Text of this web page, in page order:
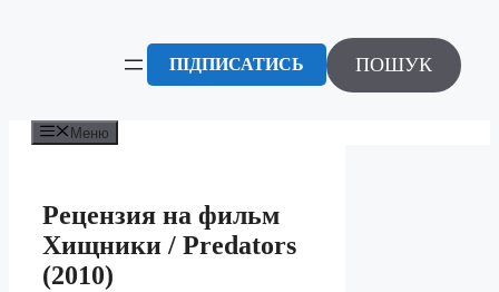
ПІДПИСАТИСЬ ПОШУК
Меню
Рецензия на фильм
Хищники / Predators
(2010)